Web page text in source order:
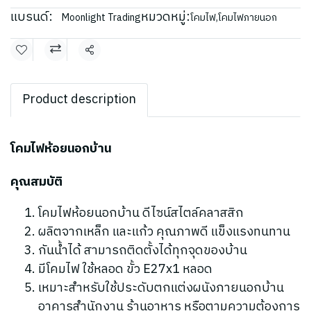
แบรนด์: Moonlight Tradingหมวดหมู่:โคมไฟ,โคมไฟภายนอก
แชร์
Product description
โคมไฟห้อยนอกบ้าน
คุณสมบัติ
โคมไฟห้อยนอกบ้าน ดีไซน์สไตล์คลาสสิก
ผลิตจากเหล็ก และแก้ว คุณภาพดี แข็งแรงทนทาน
กันน้ำได้ สามารถติดตั้งได้ทุกจุดของบ้าน
มีโคมไฟ ใช้หลอด ขั้ว E27x1 หลอด
เหมาะสำหรับใช้ประดับตกแต่งผนังภายนอกบ้าน
อาคารสำนักงาน ร้านอาหาร หรือตามความต้องการ